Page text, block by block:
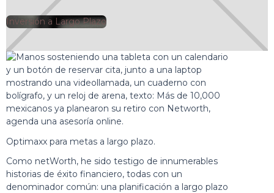
Jorge Gutiérrez
Inversión a Largo Plazo
Optimaxx para metas a largo plazo.
Como netWorth, he sido testigo de innumerables
historias de éxito financiero, todas con un
denominador común: una planificación a largo plazo